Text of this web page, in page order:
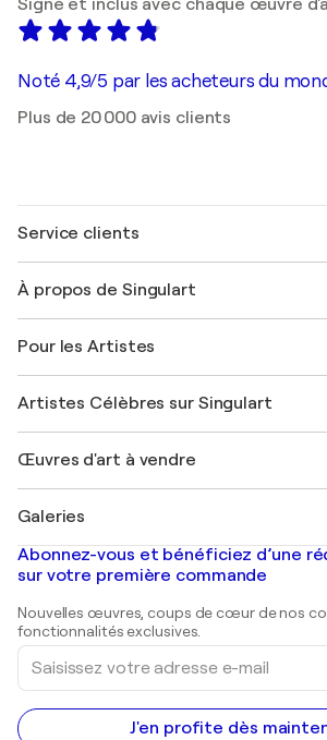
Signé et inclus avec chaque œuvre
Noté 4,9/5 par les acheteurs du
Plus de 20 000 avis clients
Service clients
Expédition
Offrir une carte cadeau
Rejoignez notre programme
Mon compte
+33 1 76 44 06 42
À propos de Singulart
FAQ
Magazine Singulart
Emplois
Découvrez une sélection d'art original
Pour les Artistes
Se connecter en tant qu'Artiste
Artistes Célèbres sur Singulart
Marc Chagall
Banksy
Mr. Brainwash
Shepard Fairey
Œuvres d'art à vendre
Tableaux abstraits à vendre
Peintures de paysage
Estampes
Peintures acryliques
Galeries
Galeries d'art en France
Galeries d'art en Belgique
Abonnez-vous et bénéficiez d’une
sur votre première commande
Nouvelles œuvres, coups de cœur de nos
fonctionnalités exclusives.
Saisissez
votre
adresse
e-
mail
J'en profite dès